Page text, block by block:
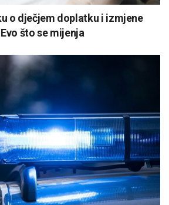
o dječjem doplatku i izmjene
što se mijenja